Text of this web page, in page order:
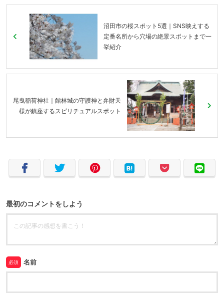
沼田市の桜スポット5選｜SNS映えする
定番名所から穴場の絶景スポットまで一
挙紹介
尾曳稲荷神社｜館林城の守護神と弁財天
様が鎮座するスピリチュアルスポット
最初のコメントをしよう
必須 名前